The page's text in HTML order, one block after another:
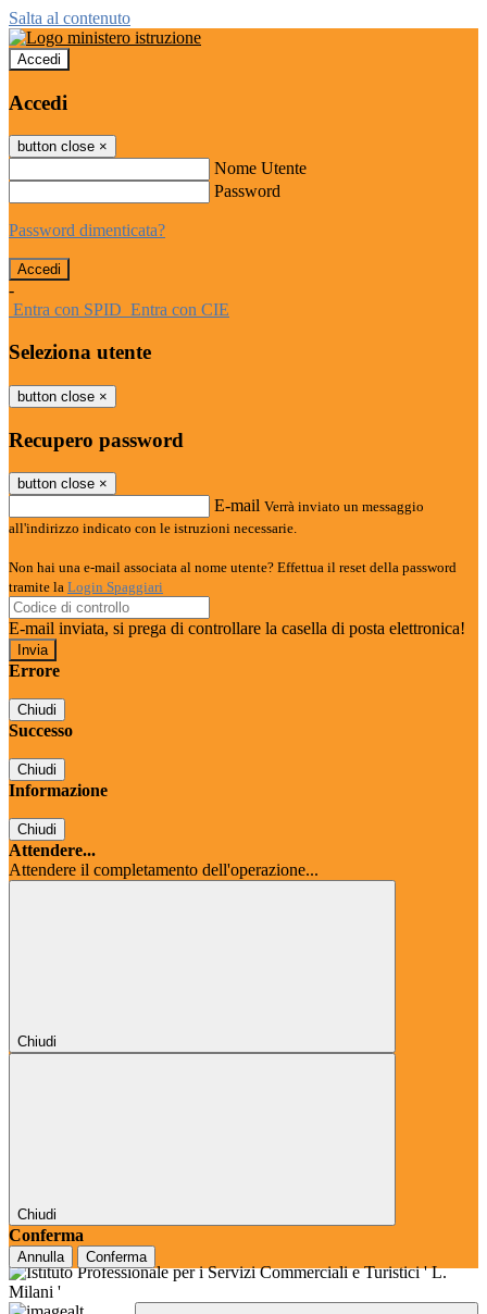
Salta al contenuto
Accedi
Accedi
button close ×
Nome Utente
Password
Password dimenticata?
-
Entra con SPID Entra con CIE
Seleziona utente
button close ×
Recupero password
button close ×
E-mail Verrà inviato un messaggio
all'indirizzo indicato con le istruzioni necessarie.
Non hai una e-mail associata al nome utente? Effettua il reset della password
tramite la Login Spaggiari
E-mail inviata, si prega di controllare la casella di posta elettronica!
Errore
Chiudi
Successo
Chiudi
Informazione
Chiudi
Attendere...
Attendere il completamento dell'operazione...
Chiudi
Chiudi
Conferma
Annulla Conferma